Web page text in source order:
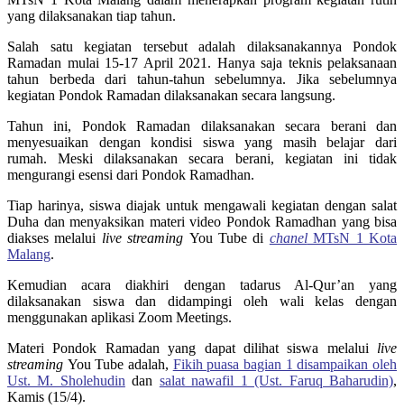
yang dilaksanakan tiap tahun.
Salah satu kegiatan tersebut adalah dilaksanakannya Pondok
Ramadan mulai 15-17 April 2021. Hanya saja teknis pelaksanaan
tahun berbeda dari tahun-tahun sebelumnya. Jika sebelumnya
kegiatan Pondok Ramadan dilaksanakan secara langsung.
Tahun ini, Pondok Ramadan dilaksanakan secara berani dan
menyesuaikan dengan kondisi siswa yang masih belajar dari
rumah. Meski dilaksanakan secara berani, kegiatan ini tidak
mengurangi esensi dari Pondok Ramadhan.
Tiap harinya, siswa diajak untuk mengawali kegiatan dengan salat
Duha dan menyaksikan materi video Pondok Ramadhan yang bisa
diakses melalui live streaming You Tube di chanelMTsN 1 Kota
Malang.
Kemudian acara diakhiri dengan tadarus Al-Qur’an yang
dilaksanakan siswa dan didampingi oleh wali kelas dengan
menggunakan aplikasi Zoom Meetings.
Materi Pondok Ramadan yang dapat dilihat siswa melalui live
streaming You Tube adalah, Fikih puasa bagian 1 disampaikan oleh
Ust. M. Sholehudin dan salat nawafil 1 (Ust. Faruq Baharudin),
Kamis (15/4).